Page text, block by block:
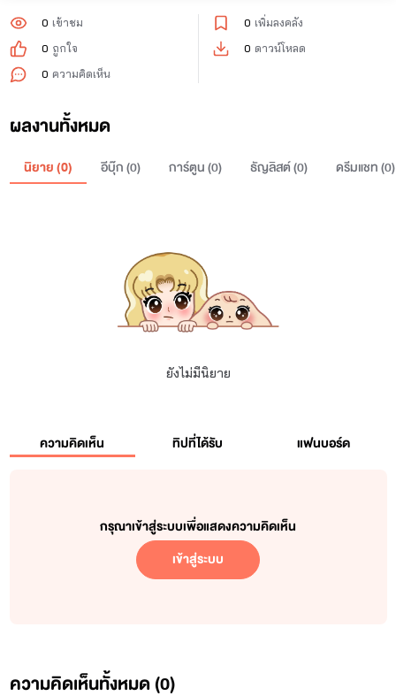
0 เข้าชม
0 ถูกใจ
0 ความคิดเห็น
0 เพิ่มลงคลัง
0 ดาวน์โหลด
ผลงานทั้งหมด
นิยาย (0) อีบุ๊ก (0) การ์ตูน (0) ธัญลิสต์ (0) ดรีมแชท (0)
ยังไม่มีนิยาย
ความคิดเห็น ทิปที่ได้รับ แฟนบอร์ด
กรุณาเข้าสู่ระบบเพื่อแสดงความคิดเห็น
เข้าสู่ระบบ
ความคิดเห็นทั้งหมด (0)